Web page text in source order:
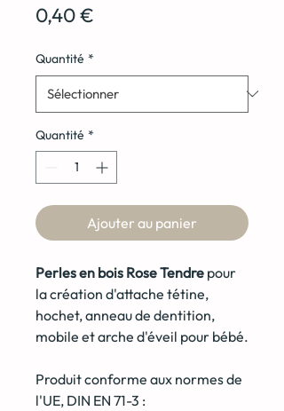
0,40 €
Quantité *
Quantité *
Ajouter au panier
Perles en bois Rose Tendre pour
la création d'attache tétine,
hochet, anneau de dentition,
mobile et arche d'éveil pour bébé.
Produit conforme aux normes de
l'UE, DIN EN 71-3 :